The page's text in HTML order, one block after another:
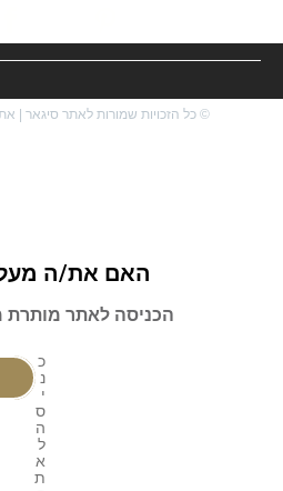
© כל הזכויות שמורות לאתר סיגאר |
האם את/ה מעל
הכניסה לאתר מותרת מגיל
כ
נ
י
ס
ה
ל
א
ת